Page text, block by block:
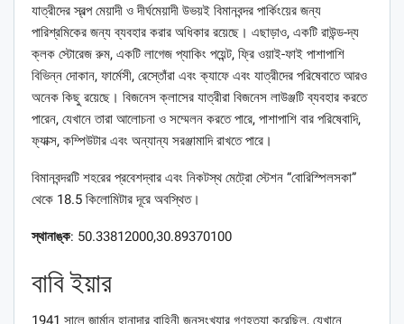
যাত্রীদের স্বল্প মেয়াদী ও দীর্ঘমেয়াদী উভয়ই বিমানবন্দর পার্কিংয়ের জন্য
পারিশ্রমিকের জন্য ব্যবহার করার অধিকার রয়েছে। এছাড়াও, একটি রাউন্ড-দ্য
ক্লক স্টোরেজ রুম, একটি লাগেজ প্যাকিং পয়েন্ট, ফ্রি ওয়াই-ফাই পাশাপাশি
বিভিন্ন দোকান, ফার্মেসী, রেস্তোঁরা এবং ক্যাফে এবং যাত্রীদের পরিষেবাতে আরও
অনেক কিছু রয়েছে। বিজনেস ক্লাসের যাত্রীরা বিজনেস লাউঞ্জটি ব্যবহার করতে
পারেন, যেখানে তারা আলোচনা ও সম্মেলন করতে পারে, পাশাপাশি বার পরিষেবাদি,
ফ্যাক্স, কম্পিউটার এবং অন্যান্য সরঞ্জামাদি রাখতে পারে।
বিমানবন্দরটি শহরের প্রবেশদ্বার এবং নিকটস্থ মেট্রো স্টেশন “বোরিস্পিলসকা”
থেকে 18.5 কিলোমিটার দূরে অবস্থিত।
স্থানাঙ্ক: 50.33812000,30.89370100
বাবি ইয়ার
1941 সালে জার্মান হানাদার বাহিনী জনসংখ্যার গণহত্যা করেছিল, যেখানে